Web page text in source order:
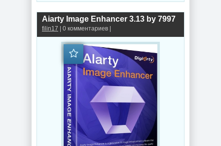
Aiarty Image Enhancer 3.13 by 7997
filin17 | 0 комментариев |